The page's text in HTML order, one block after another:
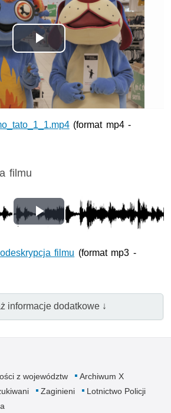
Odtwórz
wideo
(format mp4 -
filmu
Odtwórz
wideo
filmu (format mp3 -
informacje dodatkowe ↓
z województw
Archiwum X
Zaginieni
Lotnictwo Policji